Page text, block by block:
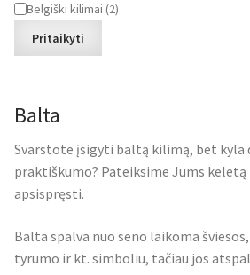
Balta
Svarstote įsigyti baltą kilimą, bet kyla
praktiškumo? Pateiksime Jums
apsispręsti.
Balta spalva nuo seno laikoma
tyrumo ir kt. simboliu, tačiau jos
Belgiški kilimai (2)
Pritaikyti